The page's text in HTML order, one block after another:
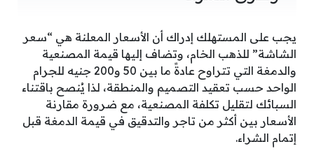
يجب على المستهلك إدراك أن الأسعار المعلنة هي “سعر
الشاشة” للذهب الخام، وتضاف إليها قيمة المصنعية
والدمغة التي تتراوح عادةً ما بين 50 و200 جنيه للجرام
الواحد حسب تعقيد التصميم والمنطقة، لذا يُنصح باقتناء
السبائك لتقليل تكلفة المصنعية، مع ضرورة مقارنة
الأسعار بين أكثر من تاجر والتدقيق في قيمة الدمغة قبل
إتمام الشراء.